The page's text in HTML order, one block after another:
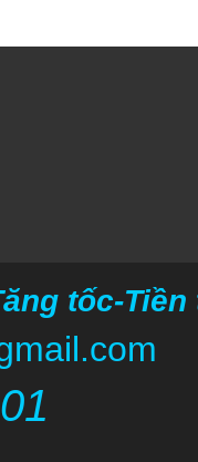
tốc-Tiền